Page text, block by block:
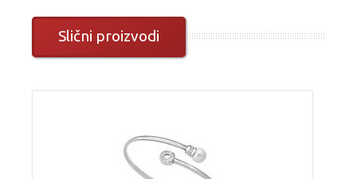
Slični proizvodi